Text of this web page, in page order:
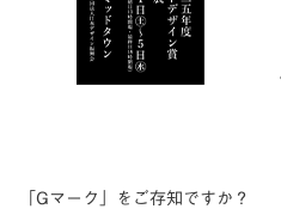
「Gマーク」をご存知ですか？